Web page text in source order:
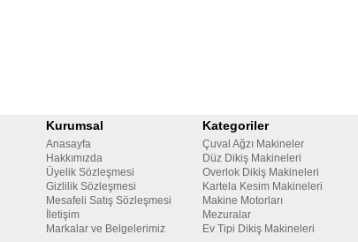
Kurumsal
Anasayfa
Hakkımızda
Üyelik Sözleşmesi
Gizlilik Sözleşmesi
Mesafeli Satış Sözleşmesi
İletişim
Markalar ve Belgelerimiz
Kategoriler
Çuval Ağzı Makineler
Düz Dikiş Makineleri
Overlok Dikiş Makineleri
Kartela Kesim Makineleri
Makine Motorları
Mezuralar
Ev Tipi Dikiş Makineleri